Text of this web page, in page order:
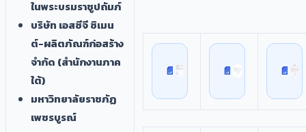
ในพระบรมราชูปถัมภ์
บริษัท เอสซีจี ซิเมน
ต์-ผลิตภัณฑ์ก่อสร้าง
จำกัด (สำนักงานภาค
ใต้)
มหาวิทยาลัยราชภัฏ
เพชรบูรณ์